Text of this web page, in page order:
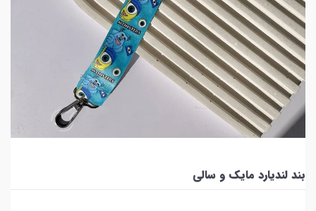
بند لندیارد مایک و سالی